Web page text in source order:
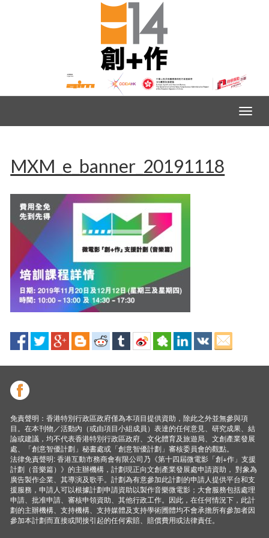
MXM_e_banner_20191118
免責聲明：香港特別行政區政府僅為本項目提供資助，除此之外並無參與項
目。在本刊物／活動內（或由項目小組成員）表達的任何意見、研究成果、結
論或建議，均不代表香港特別行政區政府、文化體育及旅遊局、文創產業發展
處、「創意智優計劃」秘書處或「創意智優計劃」審核委員會的觀點。
法律免責聲明: 香港互動市務商會有限公司乃《第十四屆微電影「創+作」支援
計劃（音樂篇）》的主辦機構，計劃現正向文創產業發展處申請資助， 對象為
廣告製作企業、其導演及歌手。計劃為有意參加此計劃的申請人提供平台和支
援服務，申請人可以根據計劃申請資助以製作音樂微電影；大會服務包括處理
申請、批准申請、審核申領資助、其他行政工作。因此，在任何情況下，此計
劃的主辦機構、支持機構、支持媒體及支持學術圑體均不會承擔所有參加者因
參加本計劃而直接或間接引起的任何索賠、賠償費用或法律責任。